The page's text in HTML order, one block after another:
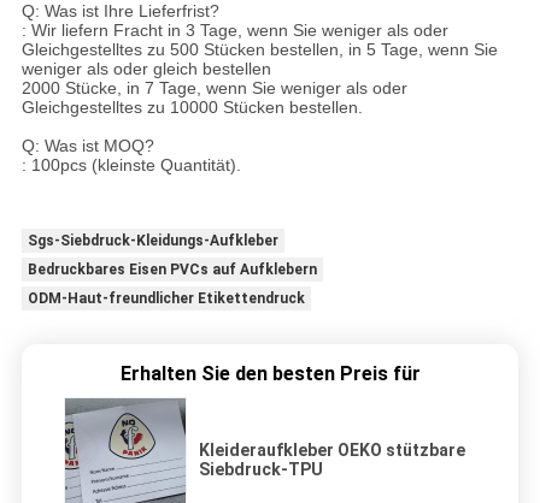
Q: Was ist Ihre Lieferfrist?
: Wir liefern Fracht in 3 Tage, wenn Sie weniger als oder
Gleichgestelltes zu 500 Stücken bestellen, in 5 Tage, wenn Sie
weniger als oder gleich bestellen
2000 Stücke, in 7 Tage, wenn Sie weniger als oder
Gleichgestelltes zu 10000 Stücken bestellen.
Q: Was ist MOQ?
: 100pcs (kleinste Quantität).
Sgs-Siebdruck-Kleidungs-Aufkleber
Bedruckbares Eisen PVCs auf Aufklebern
ODM-Haut-freundlicher Etikettendruck
Erhalten Sie den besten Preis für
Kleideraufkleber OEKO stützbare
Siebdruck-TPU